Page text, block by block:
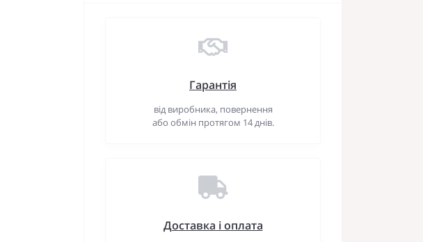
Гарантія
від виробника, повернення
або обмін протягом 14 днів.
Доставка і оплата